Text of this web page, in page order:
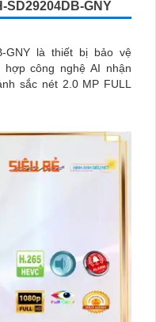
SD29204DB-GNY
GNY là thiết bị bảo vệ
công nghệ AI nhận
sắc nét 2.0 MP FULL